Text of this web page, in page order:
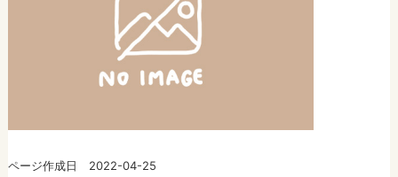
ページ作成日 2022-04-25